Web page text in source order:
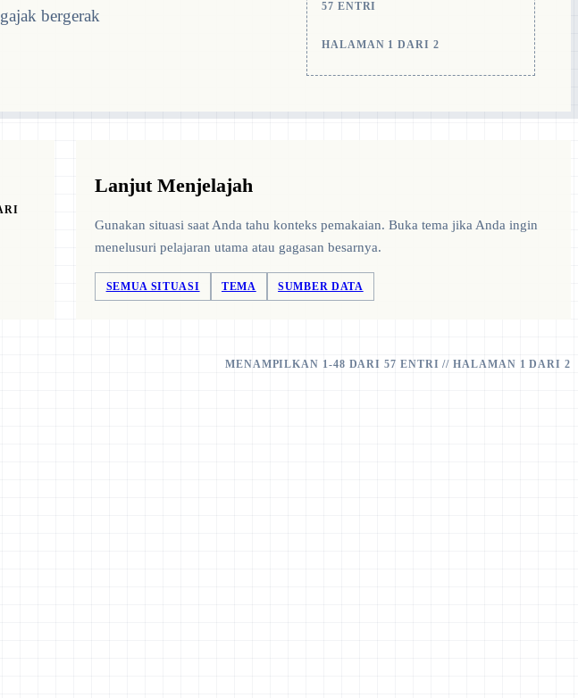
bergerak
57 ENTRI
HALAMAN 1 DARI 2
Lanjut Menjelajah
Gunakan situasi saat Anda tahu konteks pemakaian. Buka tema jika Anda ingin
menelusuri pelajaran utama atau gagasan besarnya.
SEMUA SITUASI TEMA SUMBER DATA
MENAMPILKAN 1-48 DARI 57 ENTRI // HALAMAN 1 DARI 2